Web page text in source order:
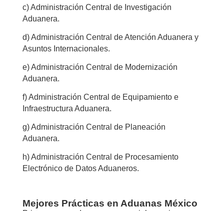
c) Administración Central de Investigación
Aduanera.
d) Administración Central de Atención Aduanera y
Asuntos Internacionales.
e) Administración Central de Modernización
Aduanera.
f) Administración Central de Equipamiento e
Infraestructura Aduanera.
g) Administración Central de Planeación
Aduanera.
h) Administración Central de Procesamiento
Electrónico de Datos Aduaneros.
Mejores Prácticas en Aduanas México